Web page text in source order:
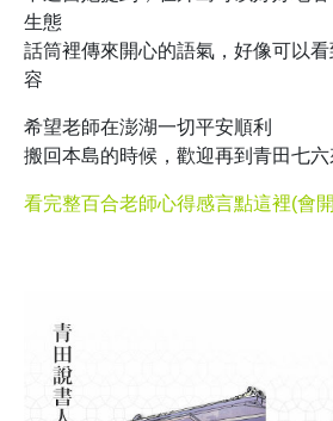
生態
話筒裡傳來開心的語氣，好像可以
容
希望老師在澎湖一切平安順利
搬回本島的時候，歡迎再到青田七六
看完整百合老師心得感言點這裡(會